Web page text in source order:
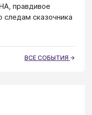
правдивое
следам сказочника
ВСЕ СОБЫТИЯ